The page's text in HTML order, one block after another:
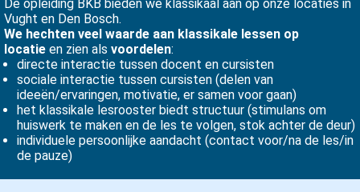
De opleiding BKB bieden we klassikaal aan op onze locaties in
Vught en Den Bosch.
We hechten veel waarde aan klassikale lessen op
locatie en zien als voordelen:
directe interactie tussen docent en cursisten
sociale interactie tussen cursisten (delen van
ideeën/ervaringen, motivatie, er samen voor gaan)
het klassikale lesrooster biedt structuur (stimulans om
huiswerk te maken en de les te volgen, stok achter de deur)
individuele persoonlijke aandacht (contact voor/na de les/in
de pauze)